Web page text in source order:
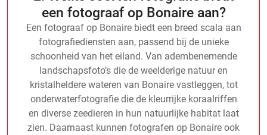
een fotograaf op Bonaire aan?
Een fotograaf op Bonaire biedt een breed scala aan
fotografiediensten aan, passend bij de unieke
schoonheid van het eiland. Van adembenemende
landschapsfoto’s die de weelderige natuur en
kristalheldere wateren van Bonaire vastleggen, tot
onderwaterfotografie die de kleurrijke koraalriffen
en diverse zeedieren in hun natuurlijke habitat laat
zien. Daarnaast kunnen fotografen op Bonaire ook